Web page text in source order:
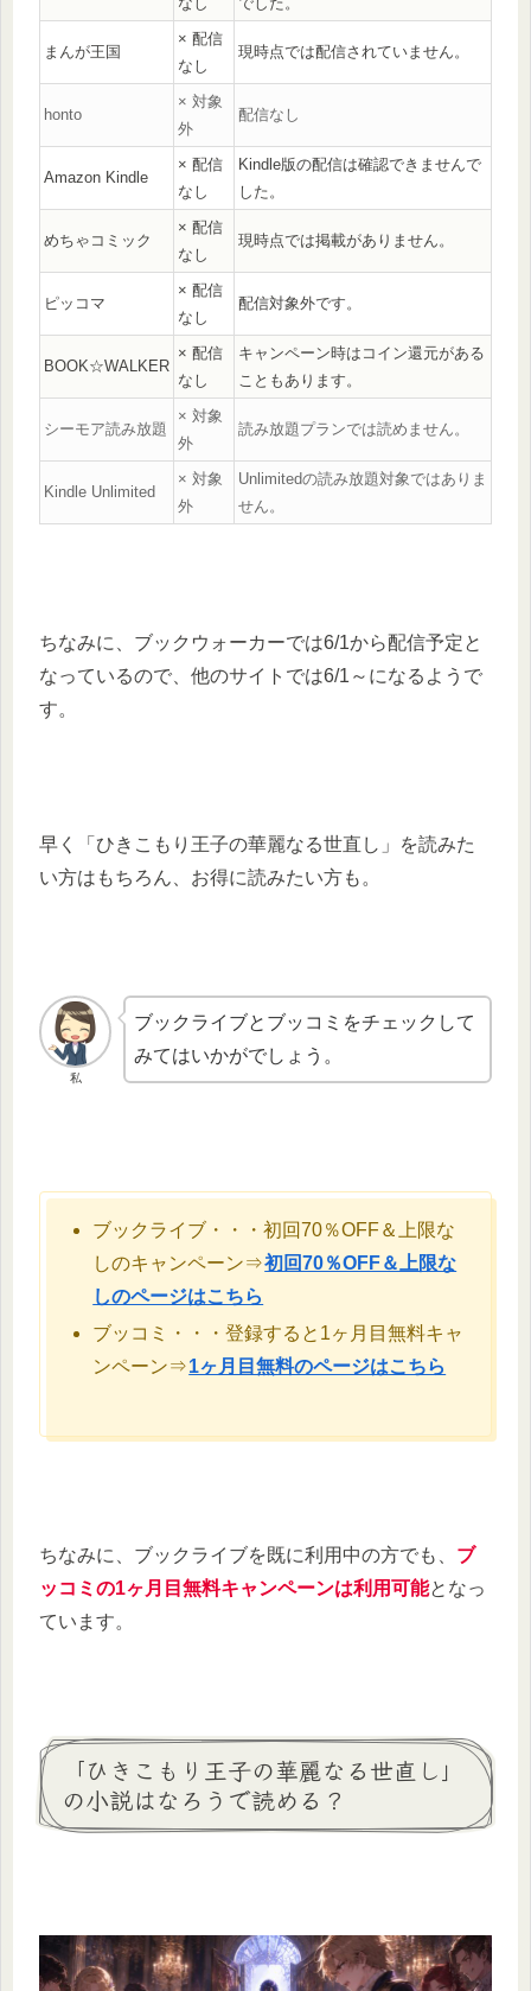
まんが王国
× 配信
なし
現時点では配信されていません。
honto
× 対象
外
配信なし
Amazon Kindle
× 配信
なし
Kindle版の配信は確認できませんで
した。
めちゃコミック
× 配信
なし
現時点では掲載がありません。
ピッコマ
× 配信
なし
配信対象外です。
BOOK☆WALKER
× 配信
なし
キャンペーン時はコイン還元がある
こともあります。
シーモア読み放題
× 対象
外
読み放題プランでは読めません。
Kindle Unlimited
× 対象
外
Unlimitedの読み放題対象ではありま
せん。
ちなみに、ブックウォーカーでは6/1から配信予定と
なっているので、他のサイトでは6/1～になるようで
す。
早く「ひきこもり王子の華麗なる世直し」を読みた
い方はもちろん、お得に読みたい方も。
私
ブックライブとブッコミをチェックして
みてはいかがでしょう。
ブックライブ・・・初回70％OFF＆上限な
しのキャンペーン⇒初回70％OFF＆上限な
しのページはこちら
ブッコミ・・・登録すると1ヶ月目無料キャ
ンペーン⇒1ヶ月目無料のページはこちら
ちなみに、ブックライブを既に利用中の方でも、 ブ
ッコミの1ヶ月目無料キャンペーンは利用可能となっ
ています。
「ひきこもり王子の華麗なる世直し」
の小説はなろうで読める？